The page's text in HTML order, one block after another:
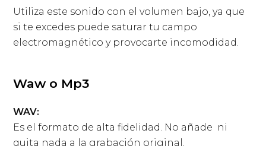
Utiliza este sonido con el volumen bajo, ya que
si te excedes puede saturar tu campo
electromagnético y provocarte incomodidad.
Waw o Mp3
WAV:
Es el formato de alta fidelidad. No añade ni
quita nada a la grabación original.